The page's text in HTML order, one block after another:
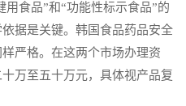
食品”和“功能性标示食品”的
据是关键。韩国食品药品安全
严格。在这两个市场办理资
万至五十万元，具体视产品复